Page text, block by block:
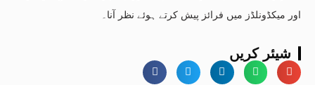
اور میکڈونلڈز میں فرائز پیش کرتے ہوئے نظر آنا۔
شیئر کریں